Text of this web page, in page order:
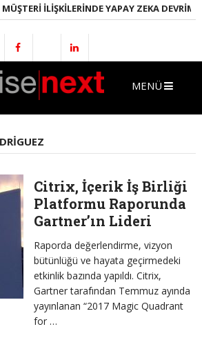
MÜŞTERI İLIŞKILERINDE YAPAY ZEKA DEVRIMI
MENÜ
Citrix, İçerik İş Birliği
Platformu Raporunda
Gartner’ın Lideri
Raporda değerlendirme, vizyon
bütünlüğü ve hayata geçirmedeki
etkinlik bazında yapıldı. Citrix,
Gartner tarafından Temmuz ayında
yayınlanan “2017 Magic Quadrant
for …